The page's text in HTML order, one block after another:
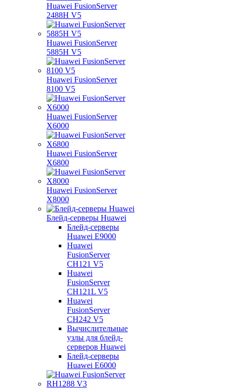
Huawei FusionServer
2488H V5
Huawei FusionServer
5885H V5
Huawei FusionServer
8100 V5
Huawei FusionServer
X6000
Huawei FusionServer
X6800
Huawei FusionServer
X8000
Блейд-серверы Huawei
Блейд-серверы
Huawei E9000
Huawei
FusionServer
CH121 V5
Huawei
FusionServer
CH121L V5
Huawei
FusionServer
CH242 V5
Вычислительные
узлы для блейд-
серверов Huawei
Блейд-серверы
Huawei E6000